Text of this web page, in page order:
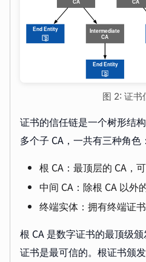
图 2: 证书
证书的信任链是一个树形结
多个子 CA，一共有三种角色：
根 CA：最顶层的 CA，
中间 CA：除根 CA 以外
终端实体：拥有终端证
根 CA 是数字证书的最顶级
证书是最可信的。根证书颁